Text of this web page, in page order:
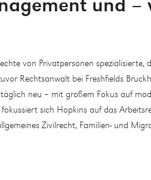
und
von Privatpersonen
Rechtsanwalt bei Freshfields
neu – mit großem Fokus auf
sich Hopkins auf das
Zivilrecht, Familien- und